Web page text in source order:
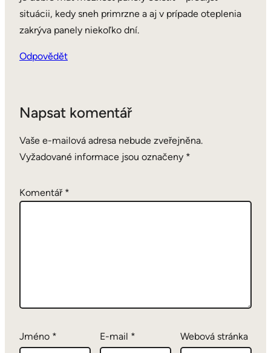
situácii, kedy sneh primrzne a aj v prípade oteplenia
zakrýva panely niekoľko dní.
Odpovědět
Napsat komentář
Vaše e-mailová adresa nebude zveřejněna.
Vyžadované informace jsou označeny *
Komentář *
Jméno * E-mail * Webová stránka